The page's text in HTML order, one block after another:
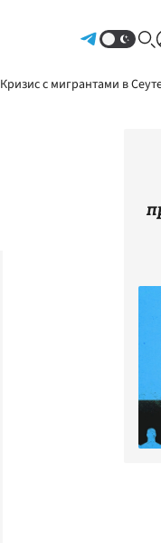
Кризис с мигрантами в